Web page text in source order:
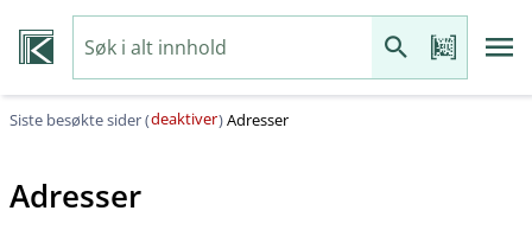
Siste besøkte sider (deaktiver)Adresser
Adresser